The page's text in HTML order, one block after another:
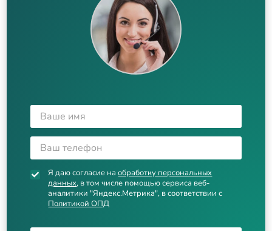
Я даю согласие наобработку персональных
данных, в том числе помощью сервиса веб-
аналитики "Яндекс.Метрика", в соответствии с
Политикой ОПД